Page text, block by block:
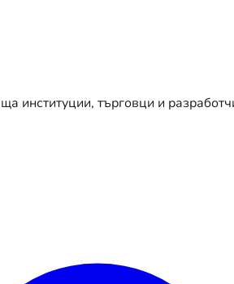
институции, търговци и